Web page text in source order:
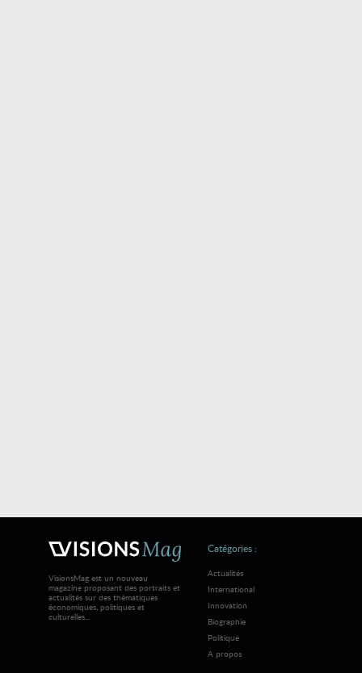
VisionsMag est un nouveau
magazine proposant des portraits et
actualités sur des thématiques
économiques, politiques et
culturelles...
Catégories :
Actualités
International
Innovation
Biographie
Politique
A propos